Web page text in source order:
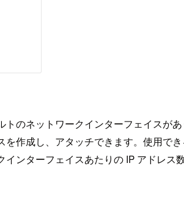
のネットワークインターフェイスが
作成し、アタッチできます。使用で
ンターフェイスあたりの IP アドレス